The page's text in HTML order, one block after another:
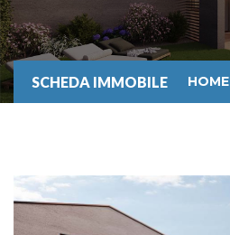
SCHEDA IMMOBILE HOME